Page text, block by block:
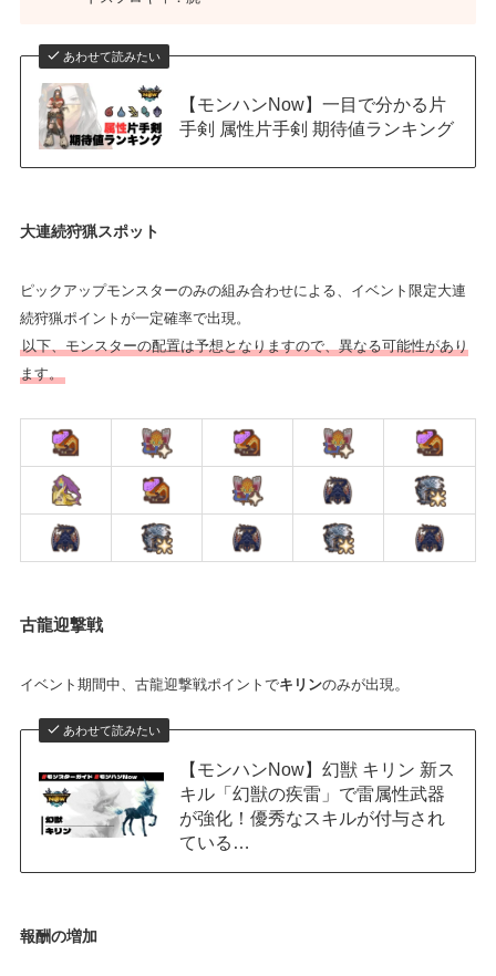
あわせて読みたい
【モンハンNow】一目で分かる片
手剣 属性片手剣 期待値ランキング
大連続狩猟スポット
ピックアップモンスターのみの組み合わせによる、イベント限定大連
続狩猟ポイントが一定確率で出現。
以下、モンスターの配置は予想となりますので、異なる可能性があり
ます。
古龍迎撃戦
イベント期間中、古龍迎撃戦ポイントでキリンのみが出現 。
あわせて読みたい
【モンハンNow】幻獣 キリン 新ス
キル「幻獣の疾雷」で雷属性武器
が強化！優秀なスキルが付与され
ている…
報酬の増加